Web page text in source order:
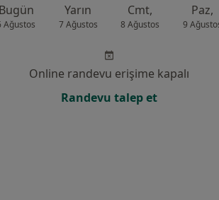
Bugün
Ağustos
Yarın
7 Ağustos
Cmt,
8 Ağustos
Paz,
9
Online randevu erişime kapalı
Randevu talep et